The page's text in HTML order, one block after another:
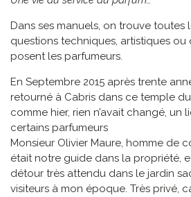
Dans ses manuels, on trouve toutes
questions techniques, artistiques ou
posent les parfumeurs.
En Septembre 2015 après trente
retourné à Cabris dans ce temple du
comme hier, rien n’avait changé, un
certains parfumeurs
Monsieur Olivier Maure, homme de
était notre guide dans la propriété,
détour très attendu dans le jardin
visiteurs à mon époque. Très privé,